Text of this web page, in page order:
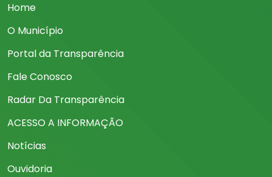
Home
O Município
Portal da Transparência
Fale Conosco
Radar Da Transparência
ACESSO A INFORMAÇÃO
Notícias
Ouvidoria